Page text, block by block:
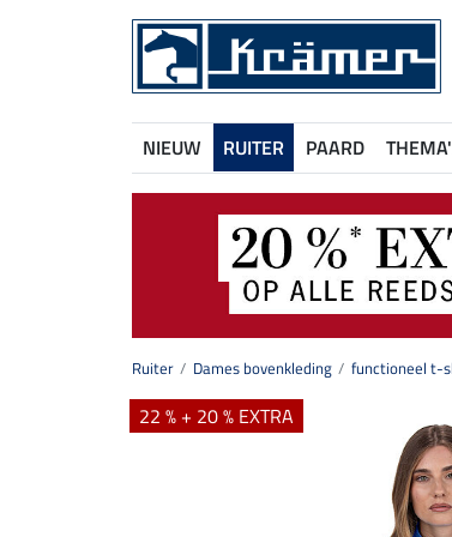
NIEUW RUITER PAARD
Ruiter Dames bovenkleding functioneel t-
22 % + 20 % EXTRA